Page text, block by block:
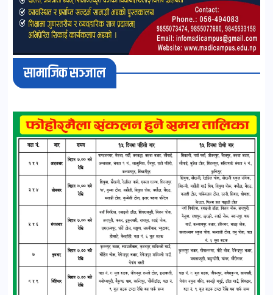
सामाजिक सञ्जाल